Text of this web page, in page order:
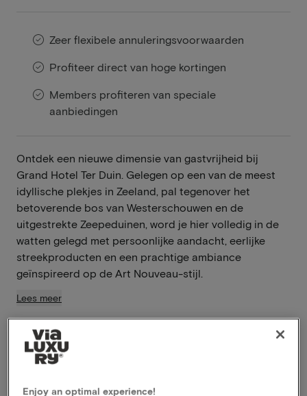
Zeer flexibele annuleringsvoorwaarden
Profiteer direct van hoge kortingen
Members profiteren van speciale
aanbiedingen
Ontdek een nieuwe dimensie van gastvrijheid bij
Grand Hotel Ter Duin. Gelegen op een van de meest
idyllische plekjes in Zeeland, pal tegenover het
betoverende bos van Westerschouwen en de
uitgestrekte Zeepeduinen, word je hier volledig in de
watten gelegd met persoonlijke aandacht, eerlijke
streekproducten en een prachtige ambiance
geïnspireerd op de Art Nouveau-stijl.
Lees meer
Inclusief ontbijt
Inclusief diner
Gebruik van de wellness
Late check-out
Enjoy an optimal experience!